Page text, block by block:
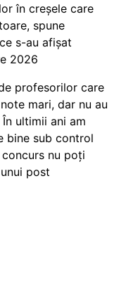
în creșele care
spune
s-au afișat
2026
profesorilor care
mari, dar nu au
ultimii ani am
bine sub control
nu poți
post